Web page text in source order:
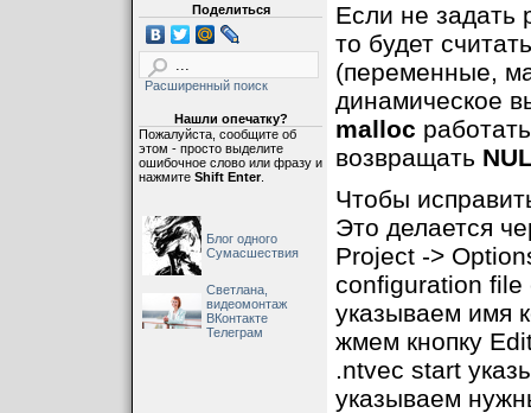
Поделиться
Расширенный поиск
Нашли опечатку?
Пожалуйста, сообщите об
этом - просто выделите
ошибочное слово или фразу и
нажмите Shift Enter.
Блог одного
Сумасшествия
Светлана,
видеомонтаж
ВКонтакте
Телеграм
Если не задать
то будет
(переменные,
динамическое
malloc
возвращать
Чтобы
Это делается
Project ->
configuration file
указываем имя
жмем кнопку
.ntvec start
указываем